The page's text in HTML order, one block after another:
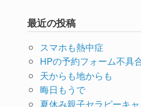
最近の投稿
スマホも熱中症
HPの予約フォーム不具
天からも地からも
晦日もうで
夏休み親子セラピーキ